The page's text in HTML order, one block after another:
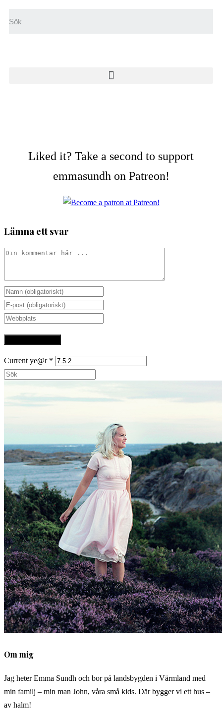
Liked it? Take a second to support
emmasundh on Patreon!
Lämna ett svar
Current ye@r *
Om mig
Jag heter Emma Sundh och bor på landsbygden i Värmland med
min familj – min man John, våra små kids. Där bygger vi ett hus –
av halm!